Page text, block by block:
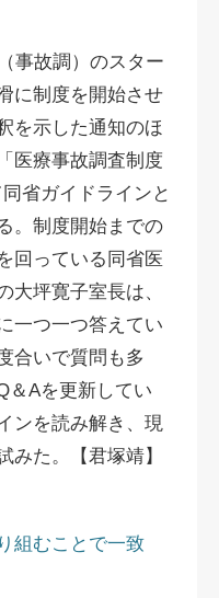
事故調）のスター
に制度を開始させ
を示した通知のほ
医療事故調査制度
省ガイドラインと
。制度開始までの
回っている同省医
大坪寛子室長は、
一つ一つ答えてい
合いで質問も多
＆Aを更新してい
ンを読み解き、現
みた。【君塚靖】
組むことで一致